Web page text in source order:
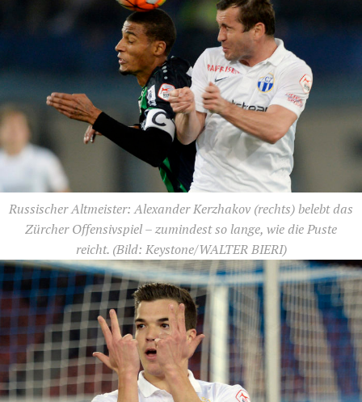
Russischer Altmeister: Alexander Kerzhakov (rechts) belebt das
Zürcher Offensivspiel – zumindest so lange, wie die Puste
reicht.(Bild: Keystone/WALTER BIERI)